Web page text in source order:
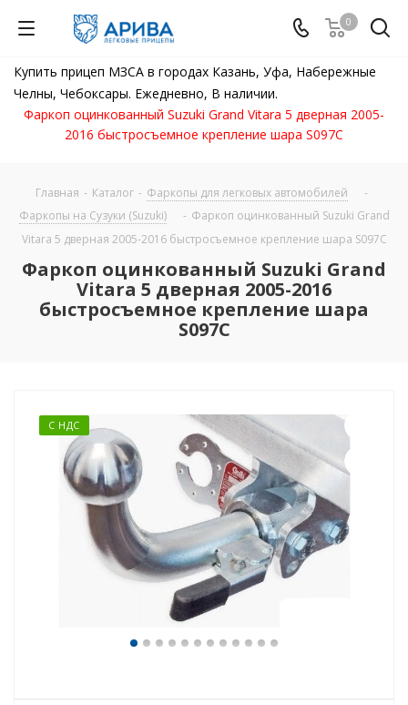
0
Купить прицеп МЗСА в городах Казань, Уфа, Набережные
Челны, Чебоксары. Ежедневно, В наличии.
Фаркоп оцинкованный Suzuki Grand Vitara 5 дверная 2005-
2016 быстросъемное крепление шара S097C
Главная - Каталог - Фаркопы для легковых автомобилей
-
Фаркопы на Сузуки (Suzuki)
- Фаркоп оцинкованный Suzuki Grand
Vitara 5 дверная 2005-2016 быстросъемное крепление шара S097C
Фаркоп оцинкованный Suzuki Grand
Vitara 5 дверная 2005-2016
быстросъемное крепление шара
S097C
С НДС